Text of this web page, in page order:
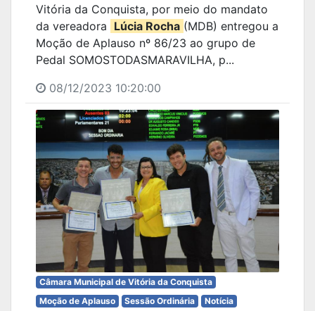
Vitória da Conquista, por meio do mandato
da vereadora Lúcia Rocha (MDB) entregou a
Moção de Aplauso nº 86/23 ao grupo de
Pedal SOMOSTODASMARAVILHA, p...
08/12/2023 10:20:00
Câmara Municipal de Vitória da Conquista
Moção de Aplauso
Sessão Ordinária
Notícia